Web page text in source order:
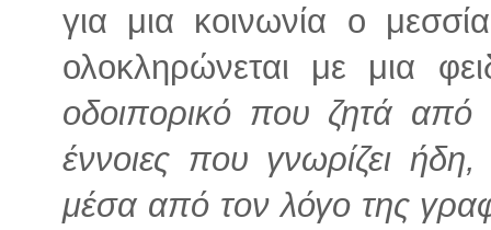
για μια κοινωνία ο
ολοκληρώνεται με μια
οδοιπορικό που ζητά από
έννοιες που γνωρίζει
μέσα από τον λόγο της